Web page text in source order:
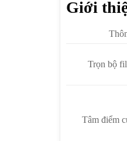
Giới
Trọn bộ
Tâm điểm